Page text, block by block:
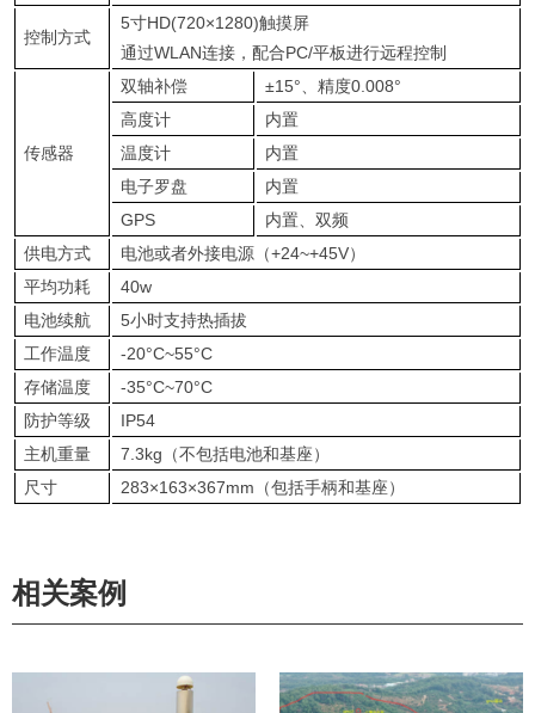
控制方式
5寸HD(720×1280)触摸屏
通过WLAN连接，配合PC/平板进行远程控制
传感器
双轴补偿
±15°、精度0.008°
高度计
内置
温度计
内置
电子罗盘
内置
GPS
内置、双频
供电方式
电池或者外接电源（+24~+45V）
平均功耗
40w
电池续航
5小时支持热插拔
工作温度
-20°C~55°C
存储温度
-35°C~70°C
防护等级
IP54
主机重量
7.3kg（不包括电池和基座）
尺寸
283×163×367mm（包括手柄和基座）
相关案例